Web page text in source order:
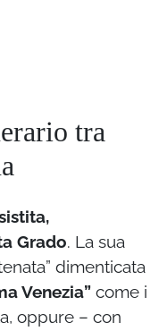
tra
Grado. La sua
dimenticata
Venezia” come i
oppure – con